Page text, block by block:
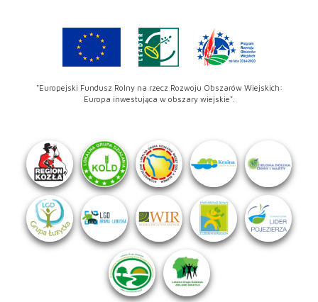
"Europejski Fundusz Rolny na rzecz Rozwoju Obszarów Wiejskich:
Europa inwestująca w obszary wiejskie".